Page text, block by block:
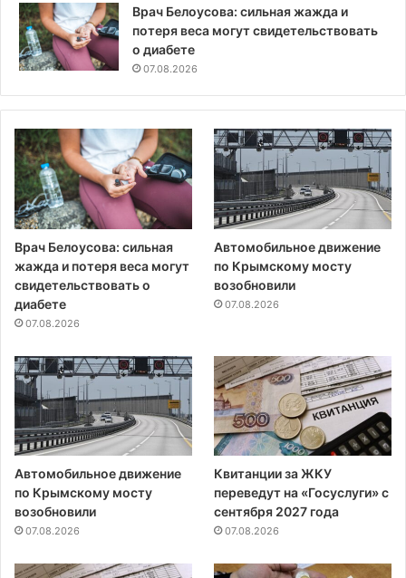
Врач Белоусова: сильная жажда и
потеря веса могут свидетельствовать
о диабете
07.08.2026
Врач Белоусова: сильная
жажда и потеря веса могут
свидетельствовать о
диабете
07.08.2026
Автомобильное движение
по Крымскому мосту
возобновили
07.08.2026
Автомобильное движение
по Крымскому мосту
возобновили
07.08.2026
Квитанции за ЖКУ
переведут на «Госуслуги» с
сентября 2027 года
07.08.2026